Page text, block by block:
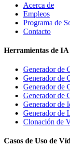
Acerca de
Empleos
Programa de
Contacto
Herramientas de
Generador de
Generador de
Generador de
Generador de
Generador de
Generador de
Clonación de
Casos de Uso de